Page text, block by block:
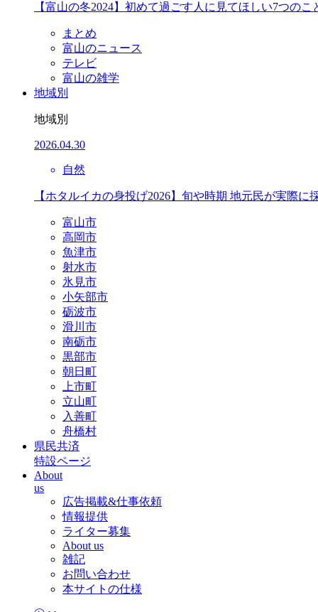
【富山の冬2024】初めて過ごす人に見てほしい7つのこ
まとめ
富山のニュース
テレビ
富山の雑学
地域別
地域別
2026.04.30
自然
【ホタルイカの身投げ2026】旬や時期 地元民が実際に
富山市
高岡市
魚津市
射水市
氷見市
小矢部市
砺波市
滑川市
南砺市
黒部市
朝日町
上市町
立山町
入善町
舟橋村
県民共済
特設ページ
About
us
広告掲載&仕事依頼
情報提供
ライター募集
About us
雑記
お問い合わせ
本サイトの仕様